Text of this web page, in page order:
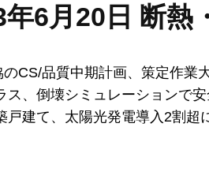
年6月20日 断熱
のCS/品質中期計画、策定作業
ス、倒壊シミュレーションで
戸建て、太陽光発電導入2割超